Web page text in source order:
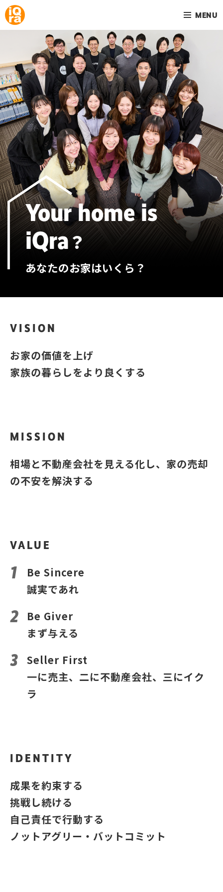
MENU
Your home is
iQra？
あなたのお家はいくら？
VISION
お家の価値を上げ
家族の暮らしをより良くする
MISSION
相場と不動産会社を見える化し、家の売却
の不安を解決する
VALUE
Be Sincere
誠実であれ
Be Giver
まず与える
Seller First
一に売主、二に不動産会社、三にイク
ラ
IDENTITY
成果を約束する
挑戦し続ける
自己責任で行動する
ノットアグリー・バットコミット